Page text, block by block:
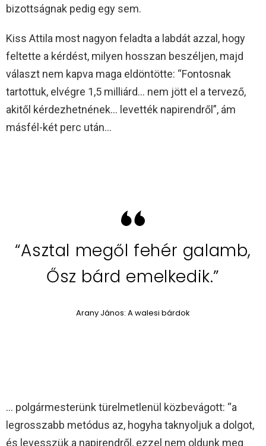
bizottságnak pedig egy sem.
Kiss Attila most nagyon feladta a labdát azzal, hogy
feltette a kérdést, milyen hosszan beszéljen, majd
választ nem kapva maga eldöntötte: “Fontosnak
tartottuk, elvégre 1,5 milliárd… nem jött el a tervező,
akitől kérdezhetnének… levették napirendről”, ám
másfél-két perc után…
“Asztal megől fehér galamb,
Ősz bárd emelkedik.”
Arany János: A walesi bárdok
… polgármesterünk türelmetlenül közbevágott: “a
legrosszabb metódus az, hogyha taknyoljuk a dolgot,
és levesszük a napirendről, ezzel nem oldunk meg